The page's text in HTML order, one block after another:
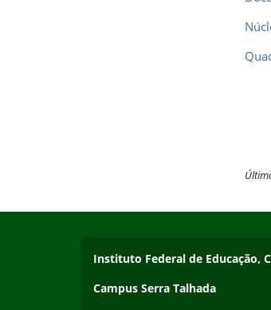
Endereço
Instituto Federal de Educação,
Campus Serra Talhada